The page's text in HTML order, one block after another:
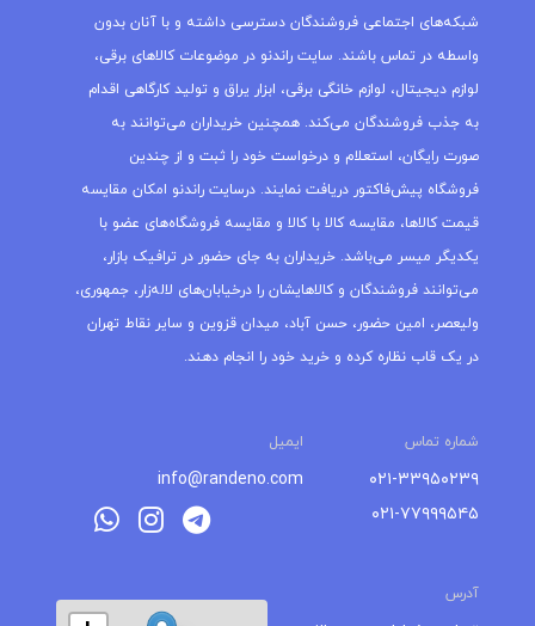
شبکه‌های اجتماعی فروشندگان دسترسی داشته و با آنان بدون
واسطه در تماس باشند. سایت راندنو در موضوعات کالاهای برقی،
لوازم دیجیتال، لوازم خانگی برقی، ابزار یراق و تولید کارگاهی اقدام
به جذب فروشندگان می‌کند. همچنین خریداران می‌توانند به
صورت رایگان، استعلام و درخواست خود را ثبت و از چندین
فروشگاه پیش‌فاکتور دریافت نمایند. درسایت راندنو امکان مقایسه
قیمت کالاها، مقایسه کالا با کالا و مقایسه فروشگاه‌های عضو با
یکدیگر میسر می‌باشد. خریداران به جای حضور در ترافیک بازار،
می‌توانند فروشندگان و کالاهایشان را درخیابان‌های لاله‌زار، جمهوری،
ولیعصر، امین حضور، حسن آباد، میدان قزوین و سایر نقاط تهران
در یک قاب نظاره کرده و خرید خود را انجام دهند.
شماره تماس ایمیل
۰۲۱-۳۳۹۵۰۲۳۹
۰۲۱-۷۷۹۹۹۵۴۵
info@randeno.com
آدرس